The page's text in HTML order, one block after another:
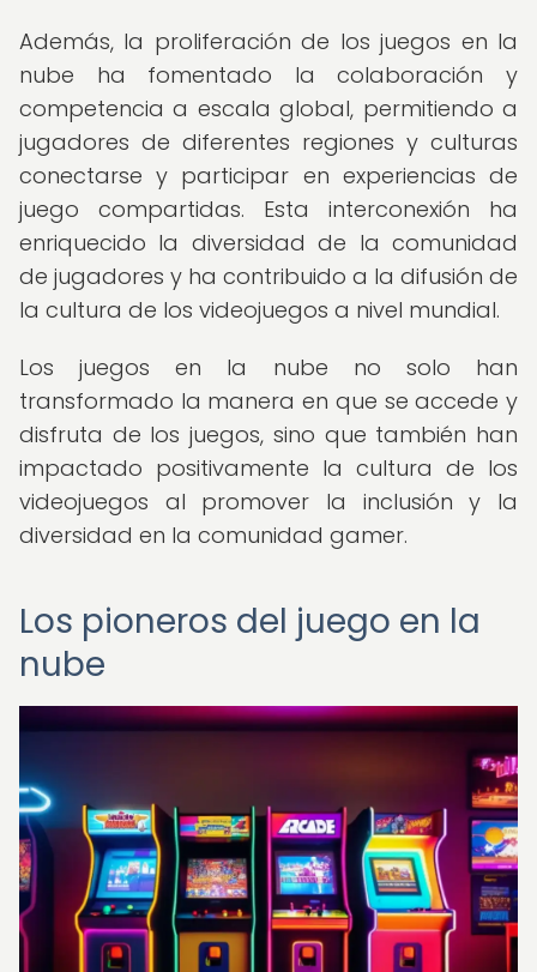
Además, la proliferación de los juegos en la
nube ha fomentado la colaboración y
competencia a escala global, permitiendo a
jugadores de diferentes regiones y culturas
conectarse y participar en experiencias de
juego compartidas. Esta interconexión ha
enriquecido la diversidad de la comunidad
de jugadores y ha contribuido a la difusión de
la cultura de los videojuegos a nivel mundial.
Los juegos en la nube no solo han
transformado la manera en que se accede y
disfruta de los juegos, sino que también han
impactado positivamente la cultura de los
videojuegos al promover la inclusión y la
diversidad en la comunidad gamer.
Los pioneros del juego en la
nube